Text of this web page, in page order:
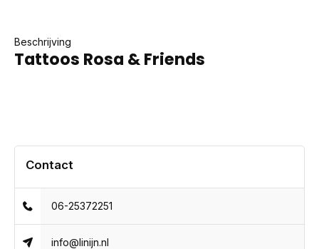
Beschrijving
Tattoos Rosa & Friends
Contact
06-25372251
info@linijn.nl